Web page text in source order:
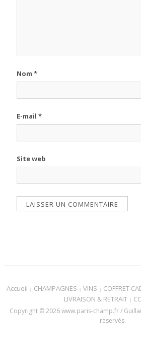
Nom*
E-mail*
Site web
Accueil CHAMPAGNES VINS COFFRET
LIVRAISON & RETRAIT
Copyright © 2026 www.paris-champ.fr /
réservés.